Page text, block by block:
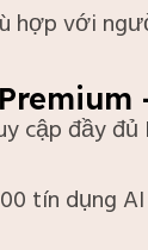
hợp với
cập đầy đủ
tín dụng